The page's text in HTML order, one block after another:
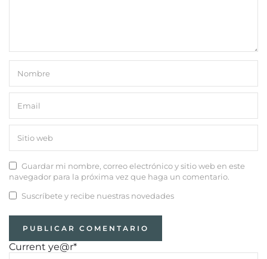
Guardar mi nombre, correo electrónico y sitio web en este
navegador para la próxima vez que haga un comentario.
Suscríbete y recibe nuestras novedades
Current ye@r*